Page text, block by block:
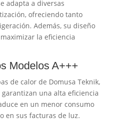
adapta a diversas
ofreciendo tanto
Además, su diseño
la eficiencia
Modelos A+++
de calor de Domusa Teknik,
garantizan una alta eficiencia
en un menor consumo
en sus facturas de luz.